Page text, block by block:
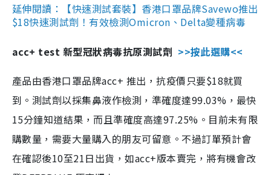
延伸閱讀：【快速測試套裝】香港口罩品牌Savewo推出
$18快速測試劑！有效檢測Omicron、Delta變種病毒
acc+ test 新型冠狀病毒抗原測試劑 >>按此選購<<
產品由香港口罩品牌acc+ 推出，抗疫價只要$18就買
到。測試劑以採集鼻液作檢測，準確度達99.03%，最快
15分鐘知道結果，而且準確度高達97.25%。目前未有限
購數量，需要大量購入的朋友可留意。不過訂單預計會
在確認後10至21日出貨，如acc+版本賣完，將有機會改